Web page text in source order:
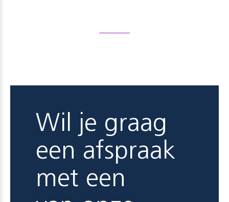
Wil je graag
een afspraak
met een